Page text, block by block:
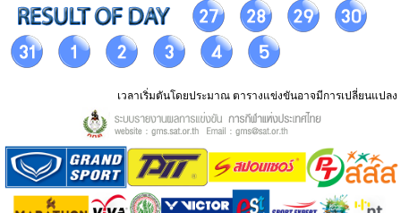
เวลาเริ่มตันโดยประมาณ ตารางแข่งขันอาจมีการเปลี่ยนแปลง